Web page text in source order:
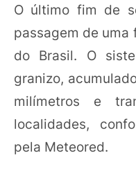
O último fim de
passagem de uma
do Brasil. O
granizo,
milímetros e
localidades,
pela Meteored.